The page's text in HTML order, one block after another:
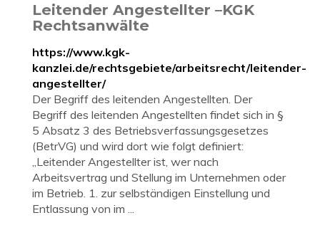
Leitender Angestellter –KGK
Rechtsanwälte
https://www.kgk-
kanzlei.de/rechtsgebiete/arbeitsrecht/leitender-
angestellter/
Der Begriff des leitenden Angestellten. Der
Begriff des leitenden Angestellten findet sich in §
5 Absatz 3 des Betriebsverfassungsgesetzes
(BetrVG) und wird dort wie folgt definiert:
„Leitender Angestellter ist, wer nach
Arbeitsvertrag und Stellung im Unternehmen oder
im Betrieb. 1. zur selbständigen Einstellung und
Entlassung von im ...